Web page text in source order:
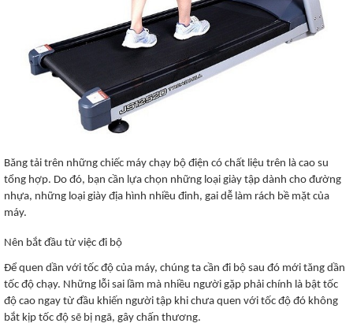
Băng tải trên những chiếc máy chạy bộ điện có chất liệu trên là cao su
tổng hợp. Do đó, bạn cần lựa chọn những loại giày tập dành cho đường
nhựa, những loại giày địa hình nhiều đinh, gai dễ làm rách bề mặt của
máy.
Nên bắt đầu từ việc đi bộ
Để quen dần với tốc độ của máy, chúng ta cần đi bộ sau đó mới tăng dần
tốc độ chạy. Những lỗi sai lầm mà nhiều người gặp phải chính là bật tốc
độ cao ngay từ đầu khiến người tập khi chưa quen với tốc độ đó không
bắt kịp tốc độ sẽ bị ngã, gây chấn thương.